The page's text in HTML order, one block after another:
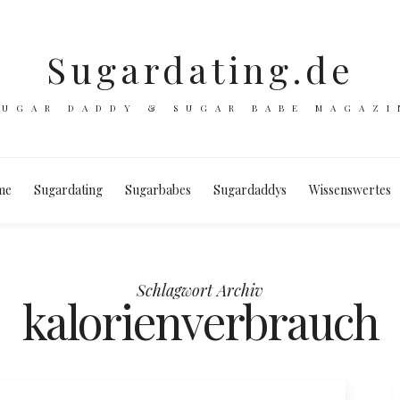
Sugardating.de
DADDY & SUGAR BABE
Sugardating Sugarbabes Sugardaddys Wissenswertes
Schlagwort Archiv
kalorienverbrauch